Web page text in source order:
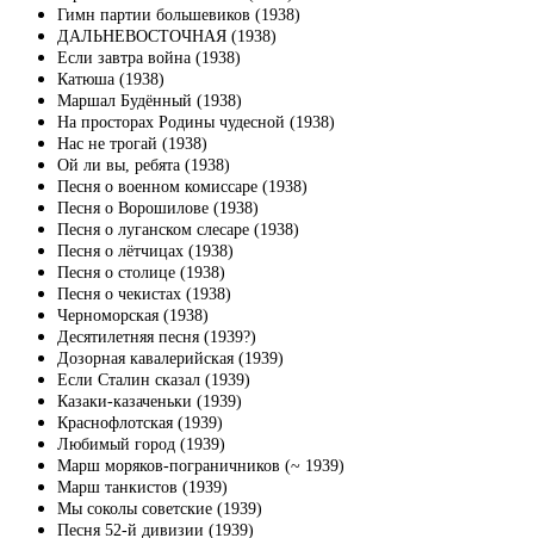
Гимн партии большевиков (1938)
ДАЛЬНЕВОСТОЧНАЯ (1938)
Если завтра война (1938)
Катюша (1938)
Маршал Будённый (1938)
На просторах Родины чудесной (1938)
Нас не трогай (1938)
Ой ли вы, ребята (1938)
Песня о военном комиссаре (1938)
Песня о Ворошилове (1938)
Песня о луганском слесаре (1938)
Песня о лётчицах (1938)
Песня о столице (1938)
Песня о чекистах (1938)
Черноморская (1938)
Десятилетняя песня (1939?)
Дозорная кавалерийская (1939)
Если Сталин сказал (1939)
Казаки-казаченьки (1939)
Краснофлотская (1939)
Любимый город (1939)
Марш моряков-пограничников (~ 1939)
Марш танкистов (1939)
Мы соколы советские (1939)
Песня 52-й дивизии (1939)